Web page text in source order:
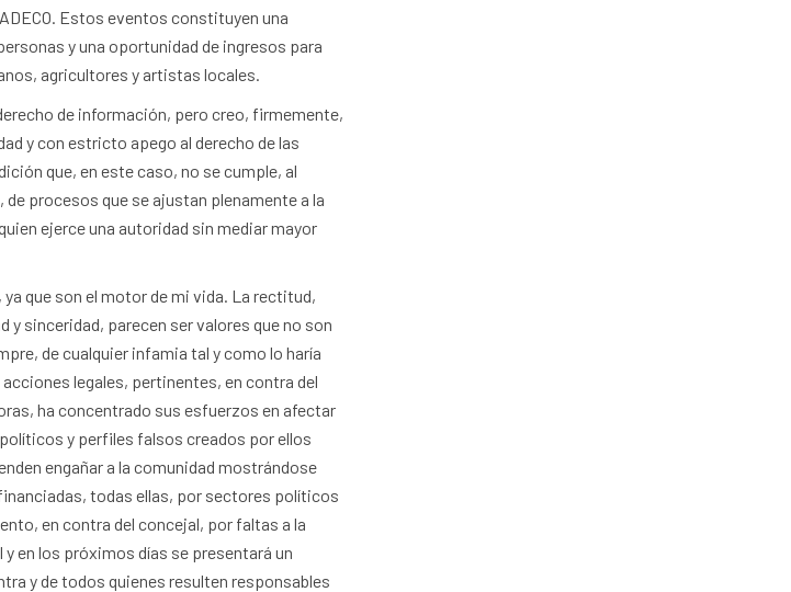
Estos eventos constituyen una
y una oportunidad de ingresos para
agricultores y artistas locales.
de información, pero creo, firmemente,
y con estricto apego al derecho de las
que, en este caso, no se cumple, al
procesos que se ajustan plenamente a la
ejerce una autoridad sin mediar mayor
que son el motor de mi vida. La rectitud,
sinceridad, parecen ser valores que no son
de cualquier infamia tal y como lo haría
legales, pertinentes, en contra del
ha concentrado sus esfuerzos en afectar
y perfiles falsos creados por ellos
engañar a la comunidad mostrándose
todas ellas, por sectores políticos
en contra del concejal, por faltas a la
en los próximos días se presentará un
y de todos quienes resulten responsables